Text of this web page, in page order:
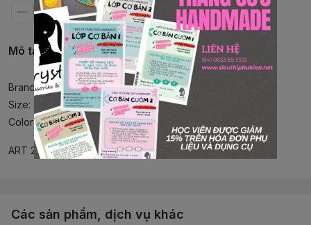
Mô tả chi tiết
Brand: Swarovski
Size: 2.5-2.6mm
Color: Crystal AB
ART 2088
Các sản phẩm, dịch vụ khác